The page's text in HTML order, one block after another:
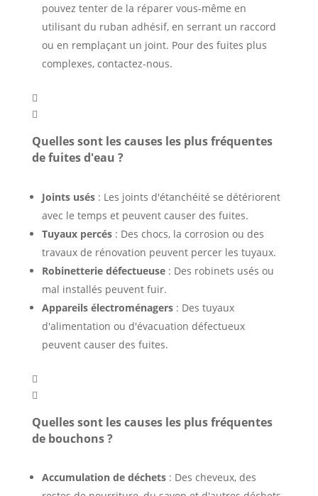
pouvez tenter de la réparer vous-même en
utilisant du ruban adhésif, en serrant un raccord
ou en remplaçant un joint. Pour des fuites plus
complexes, contactez-nous.


Quelles sont les causes les plus fréquentes
de fuites d'eau ?
Joints usés: Les joints d'étanchéité se détériorent
avec le temps et peuvent causer des fuites.
Tuyaux percés: Des chocs, la corrosion ou des
travaux de rénovation peuvent percer les tuyaux.
Robinetterie défectueuse: Des robinets usés ou
mal installés peuvent fuir.
Appareils électroménagers: Des tuyaux
d'alimentation ou d'évacuation défectueux
peuvent causer des fuites.


Quelles sont les causes les plus fréquentes
de bouchons ?
Accumulation de déchets: Des cheveux, des